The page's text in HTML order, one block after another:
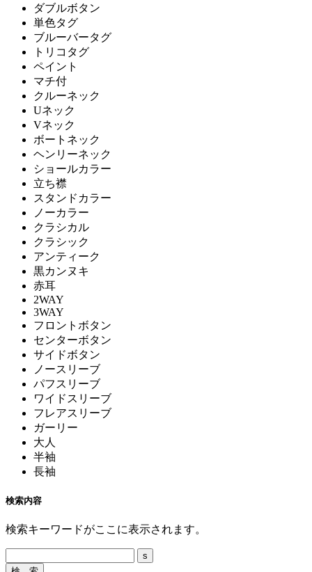
ダブルボタン
単色タグ
ブルーバータグ
トリコタグ
ペイント
マチ付
クルーネック
Uネック
Vネック
ボートネック
ヘンリーネック
ショールカラー
立ち襟
スタンドカラー
ノーカラー
クラシカル
クラシック
アンティーク
黒カンヌキ
赤耳
2WAY
3WAY
フロントボタン
センターボタン
サイドボタン
ノースリーブ
パフスリーブ
ワイドスリーブ
フレアスリーブ
ガーリー
大人
半袖
長袖
検索内容
検索キーワードがここに表示されます。